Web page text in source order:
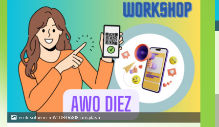
eirik-solheim-mWTOR3Rx8l8-unsplash